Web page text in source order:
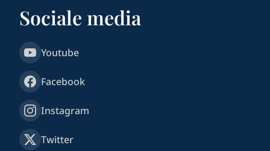
Sociale media
Youtube
Facebook
Instagram
Twitter